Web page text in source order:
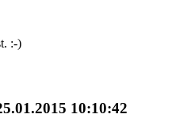
:-)
10:10:42